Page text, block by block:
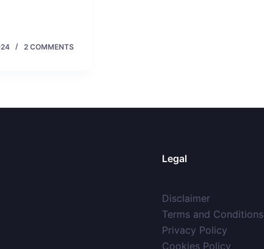
2 COMMENTS
Legal
Disclaimer
Terms and Conditions
Privacy Policy
Cookies Policy